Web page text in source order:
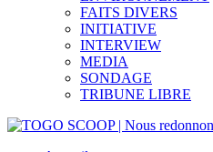
FAITS DIVERS
INITIATIVE
INTERVIEW
MEDIA
SONDAGE
TRIBUNE LIBRE